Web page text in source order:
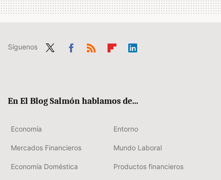
Síguenos
En El Blog Salmón hablamos de...
Economía Entorno
Mercados Financieros Mundo Laboral
Economía Doméstica Productos financieros